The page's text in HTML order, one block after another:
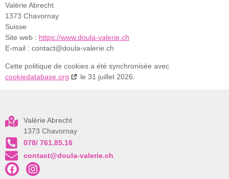
Valérie Abrecht
1373 Chavornay
Suisse
Site web : https://www.doula-valerie.ch
E-mail : contact@doula-valerie.ch
Cette politique de cookies a été synchronisée avec
cookiedatabase.org
le 31 juillet 2026.
Valérie Abrecht
1373 Chavornay
078/ 761.85.16
contact@doula-valerie.ch